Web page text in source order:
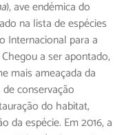
), ave endémica do
na lista de espécies
Internacional para a
a ser apontado,
mais ameaçada da
conservação
do habitat,
da espécie. Em 2016, a